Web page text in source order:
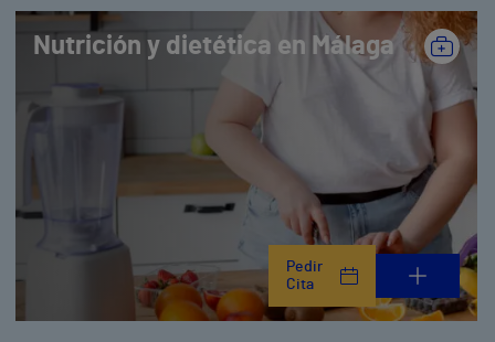
Nutrición y dietética en Málaga
Pedir
Cita